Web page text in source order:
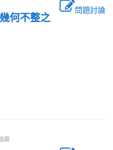
問題討論
何不整之
蹤